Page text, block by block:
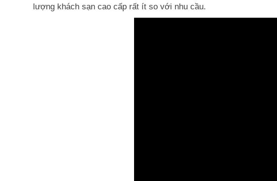
lượng khách sạn cao cấp rất ít so với nhu cầu.